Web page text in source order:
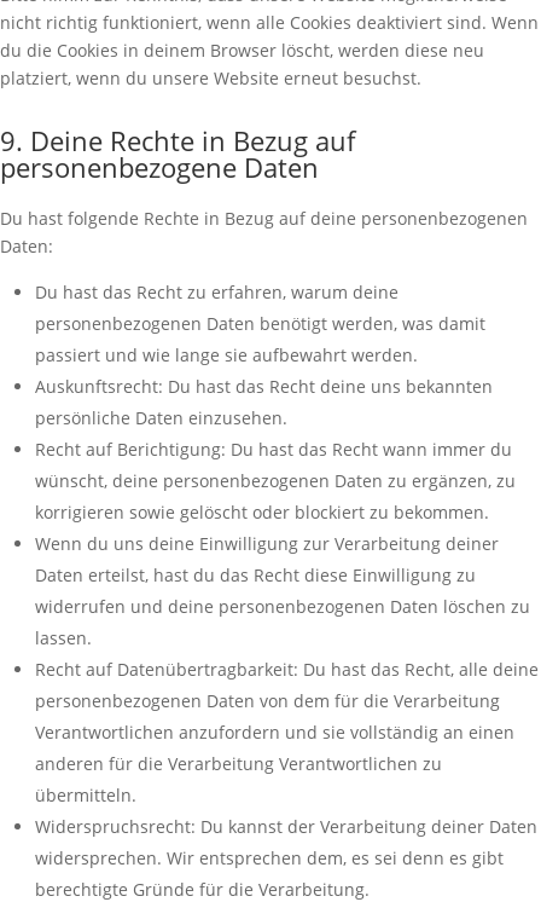
nicht richtig funktioniert, wenn alle Cookies deaktiviert sind. Wenn
du die Cookies in deinem Browser löscht, werden diese neu
platziert, wenn du unsere Website erneut besuchst.
9. Deine Rechte in Bezug auf
personenbezogene Daten
Du hast folgende Rechte in Bezug auf deine personenbezogenen
Daten:
Du hast das Recht zu erfahren, warum deine
personenbezogenen Daten benötigt werden, was damit
passiert und wie lange sie aufbewahrt werden.
Auskunftsrecht: Du hast das Recht deine uns bekannten
persönliche Daten einzusehen.
Recht auf Berichtigung: Du hast das Recht wann immer du
wünscht, deine personenbezogenen Daten zu ergänzen, zu
korrigieren sowie gelöscht oder blockiert zu bekommen.
Wenn du uns deine Einwilligung zur Verarbeitung deiner
Daten erteilst, hast du das Recht diese Einwilligung zu
widerrufen und deine personenbezogenen Daten löschen zu
lassen.
Recht auf Datenübertragbarkeit: Du hast das Recht, alle deine
personenbezogenen Daten von dem für die Verarbeitung
Verantwortlichen anzufordern und sie vollständig an einen
anderen für die Verarbeitung Verantwortlichen zu
übermitteln.
Widerspruchsrecht: Du kannst der Verarbeitung deiner Daten
widersprechen. Wir entsprechen dem, es sei denn es gibt
berechtigte Gründe für die Verarbeitung.